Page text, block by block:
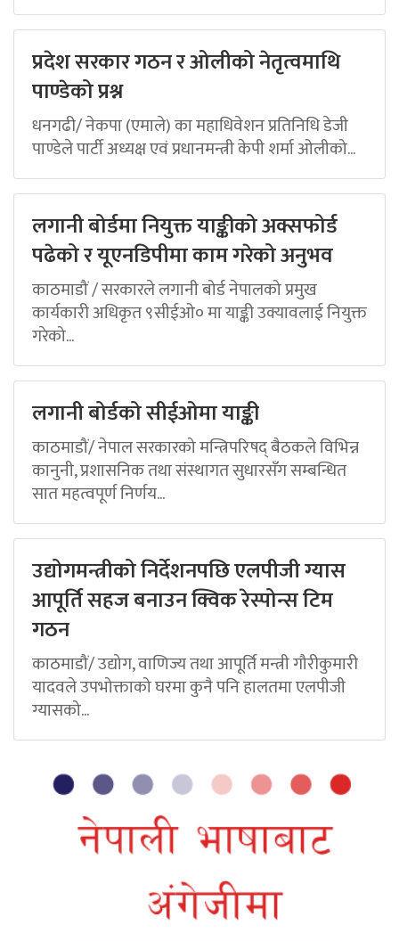
प्रदेश सरकार गठन र ओलीको नेतृत्वमाथि
पाण्डेको प्रश्न
धनगढी/ नेकपा (एमाले) का महाधिवेशन प्रतिनिधि डेजी
पाण्डेले पार्टी अध्यक्ष एवं प्रधानमन्त्री केपी शर्मा ओलीको...
लगानी बोर्डमा नियुक्त याङ्कीको अक्सफोर्ड
पढेको र यूएनडिपीमा काम गरेको अनुभव
काठमाडौं / सरकारले लगानी बोर्ड नेपालको प्रमुख
कार्यकारी अधिकृत ९सीईओ० मा याङ्की उक्यावलाई नियुक्त
गरेको...
लगानी बोर्डको सीईओमा याङ्की
काठमाडौं/ नेपाल सरकारको मन्त्रिपरिषद् बैठकले विभिन्न
कानुनी, प्रशासनिक तथा संस्थागत सुधारसँग सम्बन्धित
सात महत्वपूर्ण निर्णय...
उद्योगमन्त्रीको निर्देशनपछि एलपीजी ग्यास
आपूर्ति सहज बनाउन क्विक रेस्पोन्स टिम
गठन
काठमाडौं/ उद्योग, वाणिज्य तथा आपूर्ति मन्त्री गौरीकुमारी
यादवले उपभोक्ताको घरमा कुनै पनि हालतमा एलपीजी
ग्यासको...